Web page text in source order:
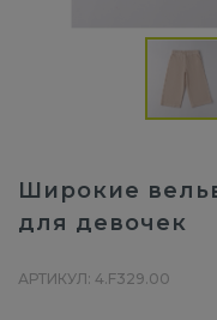
Широкие
для девочек
АРТИКУЛ: 4.F329.00